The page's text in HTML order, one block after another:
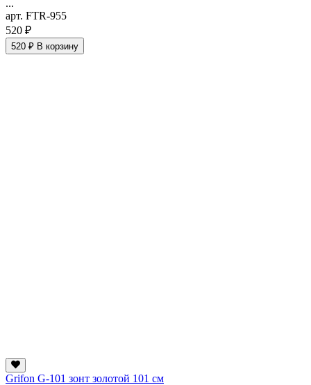
...
арт. FTR-955
520 ₽
520 ₽ В корзину
Grifon G-101 зонт золотой 101 см